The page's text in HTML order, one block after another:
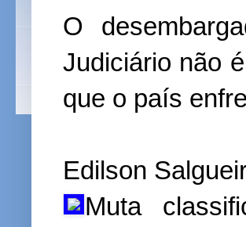
O
Judiciário não
que o país
Edilson
Muta